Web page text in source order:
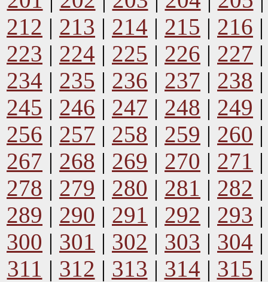
212 | 213 | 214 | 215 | 216
223 | 224 | 225 | 226 | 227
234 | 235 | 236 | 237 | 238
245 | 246 | 247 | 248 | 249
256 | 257 | 258 | 259 | 260
267 | 268 | 269 | 270 | 271
278 | 279 | 280 | 281 | 282
289 | 290 | 291 | 292 | 293
300 | 301 | 302 | 303 | 304
311 | 312 | 313 | 314 | 315